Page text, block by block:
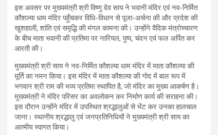
इस अवसर पर मुख्यमंत्री श्री विष्णु देव साय ने भवानी मंदिर एवं नव-निर्मित
कौशल्या धाम मंदिर पहुँचकर विधि-विधान से पूजा-अर्चना की और प्रदेश की
खुशहाली, शांति एवं समृद्धि की मंगल कामना की। उन्होंने वैदिक मंत्रोच्चारण
के बीच माता भवानी की प्रतिमा पर नारियल, पुष्प, चंदन एवं फल अर्पित कर
आरती की।
मुख्यमंत्री श्री साय ने नव-निर्मित कौशल्या धाम मंदिर में माता कौशल्या की
मूर्ति का नमन किया। इस मंदिर में माता कौशल्या की गोद में बाल रूप में
भगवान श्री राम की भव्य प्रतिमा स्थापित है, जो मंदिर का मुख्य आकर्षण है।
मुख्यमंत्री ने मंदिर परिसर का अवलोकन कर निर्माण कार्य की सराहना की।
इस दौरान उन्होंने मंदिर में उपस्थित श्रद्धालुओं से भेंट कर उनका हालचाल
जाना। स्थानीय श्रद्धालु एवं जनप्रतिनिधियों ने मुख्यमंत्री श्री साय का
आत्मीय स्वागत किया।